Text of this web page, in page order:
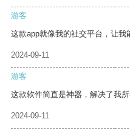
游客
这款app就像我的社交平台，让我
2024-09-11
游客
这款软件简直是神器，解决了我所
2024-09-11